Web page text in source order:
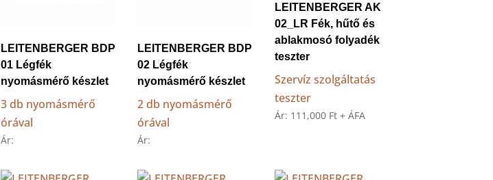
LEITENBERGER BDP
01 Légfék
nyomásmérő készlet
3 db nyomásmérő
órával
Ár:
LEITENBERGER BDP
02 Légfék
nyomásmérő készlet
2 db nyomásmérő
órával
Ár:
LEITENBERGER AK
02_LR Fék, hűtő és
ablakmosó folyadék
teszter
Szervíz szolgáltatás
teszter
Ár: 111,000 Ft + ÁFA